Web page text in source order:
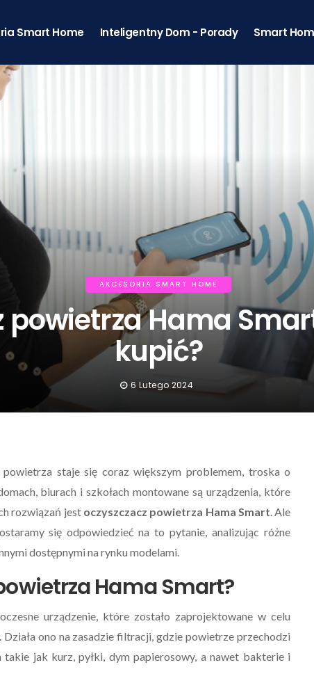
Smart Home Inteligentny Dom - Porady Smart
AKCESORIA SMART HOME
powietrza Hama
kupić?
6 Lutego 2024
staje się coraz większym problemem, troska o
biurach i szkołach montowane są urządzenia, które
rozwiązań jest oczyszczacz powietrza Hama Smart. Ale
się odpowiedzieć na to pytanie, analizując różne
dostępnymi na rynku modelami.
Hama Smart?
urządzenie, które zostało zaprojektowane w celu
ono na zasadzie filtracji, gdzie powietrze przechodzi
jak kurz, pyłki, dym papierosowy, a nawet bakterie i